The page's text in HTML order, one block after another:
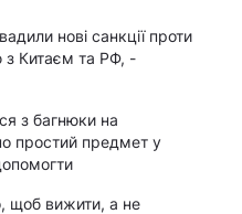
нові санкції проти
з Китаєм та РФ, -
з багнюки на
простий предмет у
щоб вижити, а не